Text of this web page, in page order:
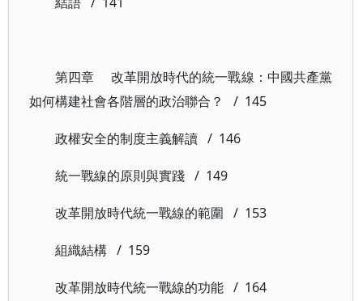
第四章 改革開放時代的統一戰線：中國共產黨
如何構建社會各階層的政治聯合？ / 145
政權安全的制度主義解讀 / 146
統一戰線的原則與實踐 / 149
改革開放時代統一戰線的範圍 / 153
組織結構 / 159
改革開放時代統一戰線的功能 / 164